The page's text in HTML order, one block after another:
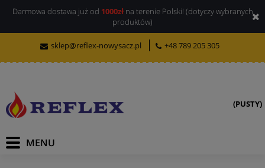
Darmowa dostawa już od 1000złna terenie Polski! (dotyczy wybranych
produktów)
sklep@reflex-nowysacz.pl +48 789 205 305
(PUSTY)